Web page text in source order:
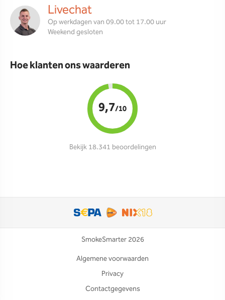
Livechat
Op werkdagen van 09.00 tot 17.00 uur
Weekend gesloten
Hoe klanten ons waarderen
9,7/10
Bekijk 18.341 beoordelingen
SmokeSmarter 2026
Algemene voorwaarden
Privacy
Contactgegevens